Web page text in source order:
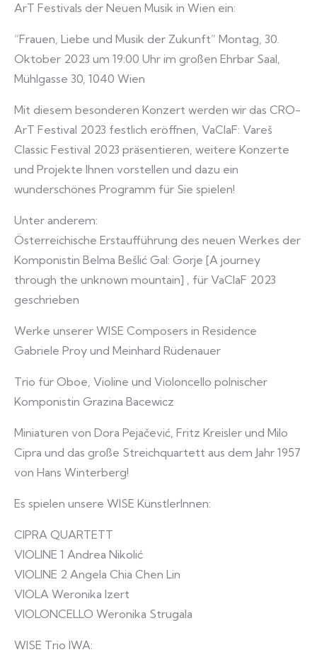
ArT Festivals der Neuen Musik in Wien ein:
“Frauen, Liebe und Musik der Zukunft” Montag, 30.
Oktober 2023 um 19:00 Uhr im großen Ehrbar Saal,
Mühlgasse 30, 1040 Wien
Mit diesem besonderen Konzert werden wir das CRO-
ArT Festival 2023 festlich eröffnen, VaClaF: Vareš
Classic Festival 2023 präsentieren, weitere Konzerte
und Projekte Ihnen vorstellen und dazu ein
wunderschönes Programm für Sie spielen!
Unter anderem:
Österreichische Erstaufführung des neuen Werkes der
Komponistin Belma Bešlić Gal: Gorje [A journey
through the unknown mountain] , für VaClaF 2023
geschrieben
Werke unserer WISE Composers in Residence
Gabriele Proy und Meinhard Rüdenauer
Trio für Oboe, Violine und Violoncello polnischer
Komponistin Grazina Bacewicz
Miniaturen von Dora Pejačević, Fritz Kreisler und Milo
Cipra und das große Streichquartett aus dem Jahr 1957
von Hans Winterberg!
Es spielen unsere WISE KünstlerInnen:
CIPRA QUARTETT
VIOLINE 1 Andrea Nikolić
VIOLINE 2 Angela Chia Chen Lin
VIOLA Weronika Izert
VIOLONCELLO Weronika Strugala
WISE Trio IWA: